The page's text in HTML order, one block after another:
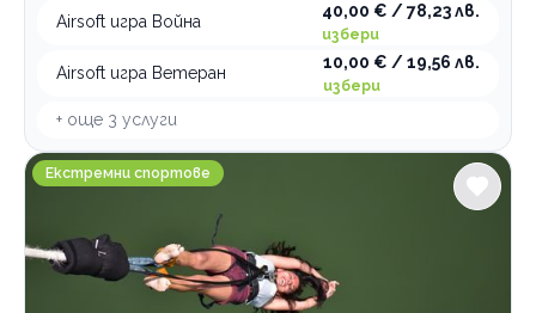
Airsoft игра Война
40,00 € / 78,23 лв.
избери
Airsoft игра Ветеран
10,00 € / 19,56 лв.
избери
+ още 3 услуги
АХ Спорт
Екстремни спортове